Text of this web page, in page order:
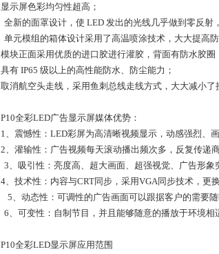
显示屏色彩均匀性超高；
全新的面罩设计，使 LED 发出的光线几乎做到零反射
单元模组的箱体设计采用了高温喷涂技术，大大提高防
模块正面采用优质的进口胶进行灌胶，背面有防水胶圈
具有 IP65 级以上的高性能防水、防尘能力；
取消航空头走线，采用鱼刺总线走线方式，大大减小了
P10全彩LED广告显示屏媒体优势：
1、震憾性：LED彩屏为高清晰视频显示，动感强烈、
2、灌输性：广告视频每天滚动播出频次多，反复传递
3、吸引性：亮度高、超大画面、超强视觉、广告形象
4、技术性：内容与CRT同步，采用VGA同步技术，更
5、动态性：可调性的广告画面可以跟据客户的需要
6、可变性：自制节目，并且能够随意的播放于环境相
P10全彩LED显示屏应用范围